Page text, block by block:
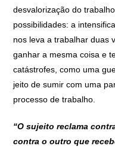
desvalorização do
possibilidades: a
nos leva a trabalhar duas
ganhar a mesma coisa e
catástrofes, como uma
jeito de sumir com uma
processo de trabalho.
“O sujeito reclama
contra o outro que